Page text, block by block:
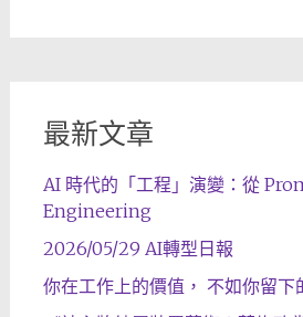
最新文章
AI 時代的「工程」演變：從
Engineering
2026/05/29 AI轉型日報
你在工作上的價值， 不如你留下